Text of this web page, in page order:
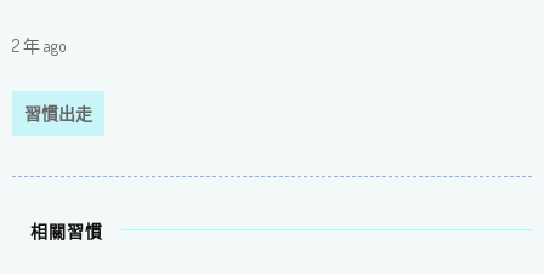
2 年 ago
習慣出走
相關習慣